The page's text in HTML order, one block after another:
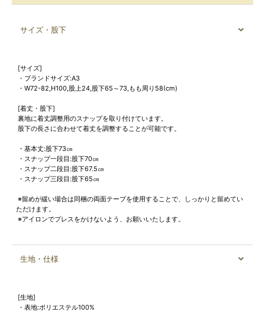
サイズ・股下
[サイズ]
・ブランドサイズ:A3
・W72-82,H100,股上24,股下65～73,もも周り58(cm)
[着丈・股下]
裏地に着丈調整用のスナップを取り付けています。
股下の長さに合わせて着丈を調整することが可能です。
・基本丈:股下73㎝
・スナップ一段目:股下70㎝
・スナップ二段目:股下67.5㎝
・スナップ三段目:股下65㎝
※留めが緩い場合は同梱の両面テープを使用することで、しっかりと留めてい
ただけます。
※アイロンでプレスをかけないよう、お願いいたします。
生地・仕様
[生地]
・表地:ポリエステル100%